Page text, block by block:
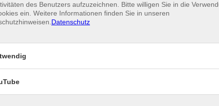
des Benutzers aufzuzeichnen. Bitte willigen Sie in die
ein. Weitere Informationen finden Sie in unseren
Datenschutz